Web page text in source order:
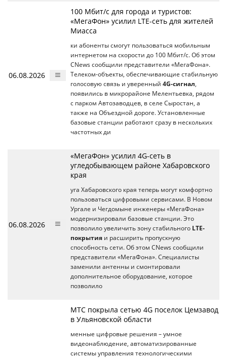
06.08.2026
100 Мбит/с для города и туристов:
«МегаФон» усилил LTE-сеть для жителей
Миасса
ки абоненты смогут пользоваться мобильным
интернетом на скорости до 100 Мбит/с. Об этом
CNews сообщили представители «МегаФона».
Телеком-объекты, обеспечивающие стабильную
голосовую связь и уверенный 4G-сигнал
появились в микрорайоне Мелентьевка, рядом
с парком Автозаводцев, в селе Сыростан, а
также на Объездной дороге. Установленные
базовые станции работают сразу в нескольких
частотных ди
06.08.2026
«МегаФон» усилил 4G-сеть в
угледобывающем районе Хабаровского
края
уга Хабаровского края теперь могут комфортно
пользоваться цифровыми сервисами. В Новом
Ургале и Чегдомыне инженеры «МегаФона»
модернизировали базовые станции. Это
позволило увеличить зону стабильного LTE-
покрытия и расширить пропускную
способность сети. Об этом CNews сообщили
представители «МегаФона». Специалисты
заменили антенны и смонтировали
дополнительное оборудование, которое
позволило
МТС покрыла сетью 4G поселок Цемзавод
в Ульяновской области
менные цифровые решения – умное
видеонаблюдение, автоматизированные
системы управления технологическими